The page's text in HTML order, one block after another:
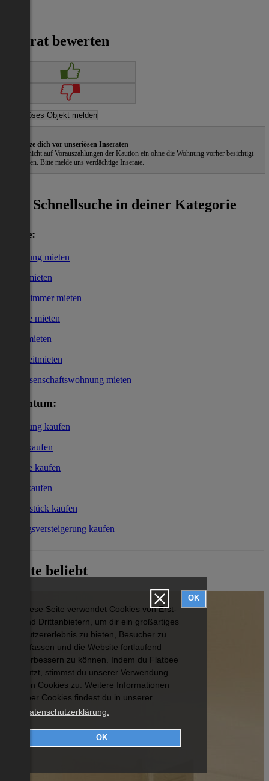
Diese Seite verwendet Cookies von Erst-
und Drittanbietern, um dir ein großartiges
Nutzererlebnis zu bieten, Besucher zu
erfassen und die Website fortlaufend
verbessern zu können. Indem du Flatbee
nutzt, stimmst du unserer Verwendung
von Cookies zu. Weitere Informationen
über Cookies findest du in unserer
Datenschutzerklärung.
OK
OK
Inserat bewerten
Schütze dich vor unseriösen Inseraten
Gehe nicht auf Vorauszahlungen der Kaution ein ohne die Wohnung vorher besichtigt
zu haben. Bitte melde uns verdächtige Inserate.
Schnellsuche in deiner Kategorie
Miete:
Wohnung mieten
Haus mieten
WG-Zimmer mieten
Garage mieten
Büro mieten
Kurzzeitmieten
Genossenschaftswohnung mieten
Eigentum:
Wohnung kaufen
Haus kaufen
Garage kaufen
Büro kaufen
Grundstück kaufen
Zwangsversteigerung kaufen
Heute beliebt